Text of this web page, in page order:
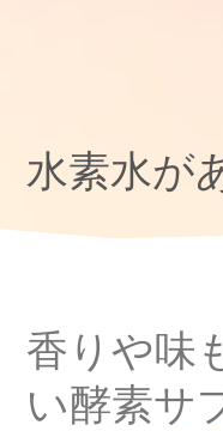
水素水が
香りや味
い酵素サ